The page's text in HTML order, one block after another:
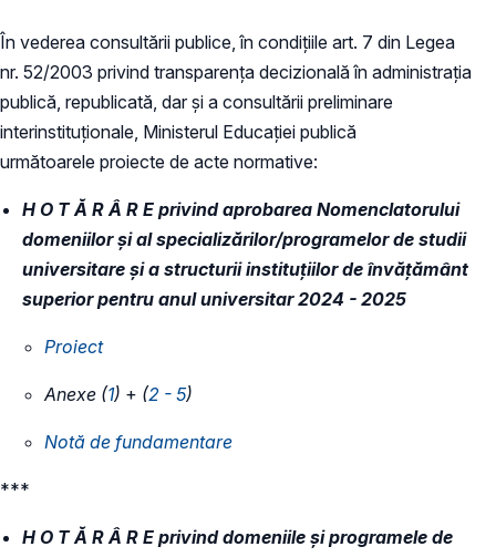
În vederea consultării publice, în condiţiile art. 7 din Legea
nr. 52/2003 privind transparenţa decizională în administraţia
publică, republicată, dar și a consultării preliminare
interinstituționale, Ministerul Educaţiei publică
următoarele proiecte de acte normative:
H O T Ă R Â R E privind aprobarea Nomenclatorului
domeniilor şi al specializărilor/programelor de studii
universitare şi a structurii instituțiilor de învăţământ
superiorpentru anul universitar 2024 - 2025
​Proiect
Anexe (1) + (2 - 5)
Notă de fundamentare
***
H O T Ă R Â R E privind domeniile şi programele de